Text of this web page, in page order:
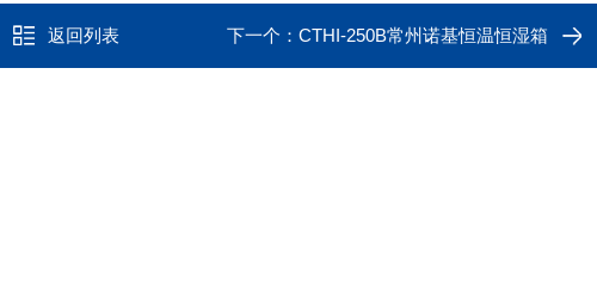
返回列表 下一个： CTHI-250B常州诺基恒温恒湿箱